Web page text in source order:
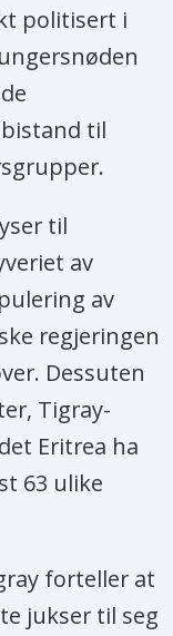
politisert i
til
til
av
av
regjeringen
Dessuten
Tigray-
Eritrea ha
63 ulike
forteller at
jukser til seg